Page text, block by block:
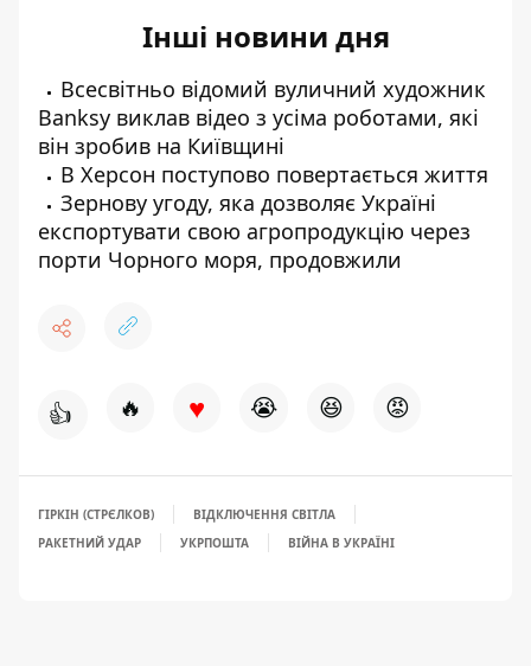
Інші новини дня
Всесвітньо відомий вуличний художник
Banksy виклав відео з усіма роботами, які
він зробив на Київщині
В Херсон поступово повертається життя
Зернову угоду, яка дозволяє Україні
експортувати свою агропродукцію через
порти Чорного моря, продовжили
👍 🔥 ♥ 😭 😆 😡
ГІРКІН (СТРЄЛКОВ)
ВІДКЛЮЧЕННЯ СВІТЛА
РАКЕТНИЙ УДАР
УКРПОШТА ВІЙНА В УКРАЇНІ